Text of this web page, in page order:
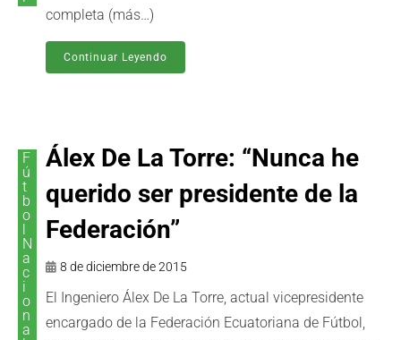
completa (más…)
Continuar Leyendo
F
ú
t
b
o
N
a
c
i
o
n
a
Álex De La Torre: “Nunca he
querido ser presidente de la
Federación”
8 de diciembre de 2015
El Ingeniero Álex De La Torre, actual vicepresidente
encargado de la Federación Ecuatoriana de Fútbol,